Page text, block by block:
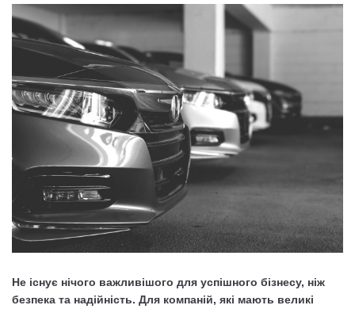
Не існує нічого важливішого для успішного бізнесу, ніж
безпека та надійність. Для компаній, які мають великі